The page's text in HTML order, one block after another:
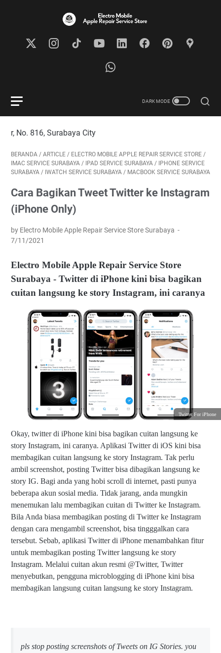
Surabaya City
BERANDA / ARTICLE / ELECTRO MOBILE APPLE REPAIR SERVICE STORE /
IMAC SERVICE SURABAYA / IPAD SERVICE SURABAYA / IPHONE SERVICE
SURABAYA / IWATCH SERVICE SURABAYA / MACBOOK SERVICE SURABAYA
Cara Bagikan Tweet Twitter ke Instagram
(iPhone Only)
by Electro Mobile Apple Repair Service Store Surabaya
7/11/2021
Electro Mobile Apple Repair Service Store
Surabaya - Twitter di iPhone kini bisa bagikan
cuitan langsung ke story Instagram, ini caranya
Twitter For iPhone
Okay, twitter di iPhone kini bisa bagikan cuitan langsung ke
story Instagram, ini caranya. Aplikasi Twitter di iOS kini bisa
membagikan cuitan langsung ke story Instagram. Tak perlu
ambil screenshot, posting Twitter bisa dibagikan langsung ke
story IG. Bagi anda yang hobi scroll di internet, pasti punya
beberapa akun sosial media. Tidak jarang, anda mungkin
menemukan lalu membagikan cuitan di Twitter ke Instagram.
Bila Anda biasa membagikan posting di Twitter ke Instagram
dengan cara mengambil screenshot, bisa tingggalkan cara
tersebut. Sebab, aplikasi Twitter di iPhone menambahkan fitur
untuk membagikan posting Twitter langsung ke story
Instagram. Melalui cuitan akun resmi @Twitter, Twitter
menyebutkan, pengguna microblogging di iPhone kini bisa
membagikan langsung cuitan langsung ke story Instagram.
pls stop posting screenshots of Tweets on IG Stories. you